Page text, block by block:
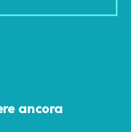
ancora